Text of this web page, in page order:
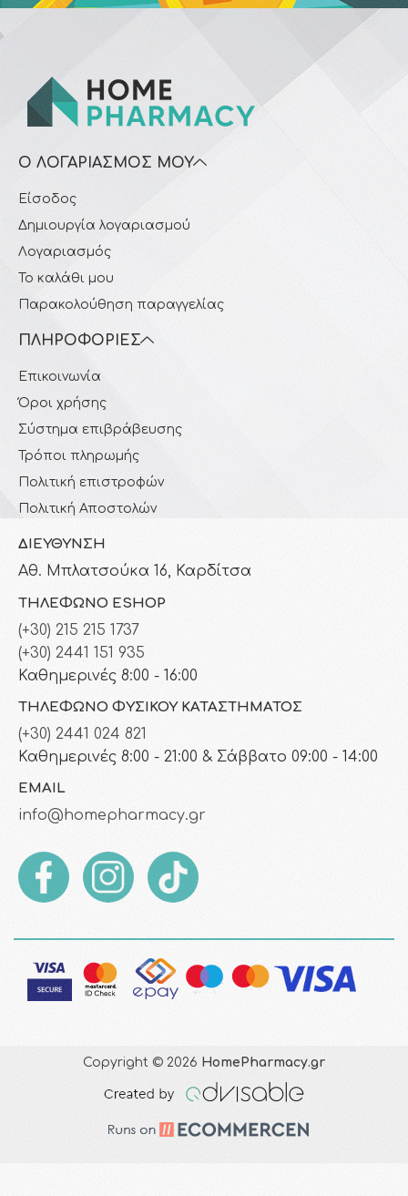
Ο ΛΟΓΑΡΙΑΣΜΌΣ ΜΟΥ
Είσοδος
Δημιουργία λογαριασμού
Λογαριασμός
Το καλάθι μου
Παρακολούθηση παραγγελίας
ΠΛΗΡΟΦΟΡΊΕΣ
Επικοινωνία
Όροι χρήσης
Σύστημα επιβράβευσης
Τρόποι πληρωμής
Πολιτική επιστροφών
Πολιτική Αποστολών
ΔΙΕΎΘΥΝΣΗ
Αθ. Μπλατσούκα 16, Καρδίτσα
ΤΗΛΈΦΩΝΟ ESHOP
(+30) 215 215 1737
(+30) 2441 151 935
Καθημερινές 8:00 - 16:00
ΤΗΛΈΦΩΝΟ ΦΥΣΙΚΟΎ ΚΑΤΑΣΤΉΜΑΤΟΣ
(+30) 2441 024 821
Καθημερινές 8:00 - 21:00 & Σάββατο 09:00 - 14:00
EMAIL
info@homepharmacy.gr
Copyright © 2026 HomePharmacy.gr